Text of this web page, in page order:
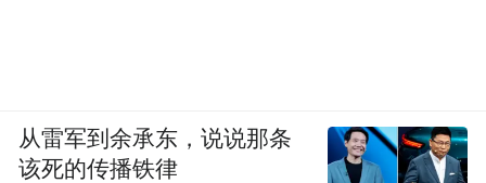
从雷军到余承东，说说那条
该死的传播铁律